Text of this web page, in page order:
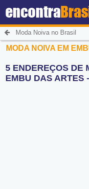
encontra
Moda Noiva no Brasil
MODA NOIVA EM
5 ENDEREÇOS DE
EMBU DAS ARTES